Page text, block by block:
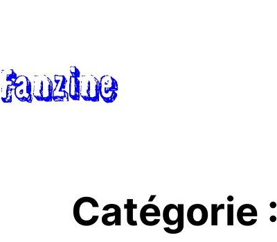
Fanzine
Catégorie :